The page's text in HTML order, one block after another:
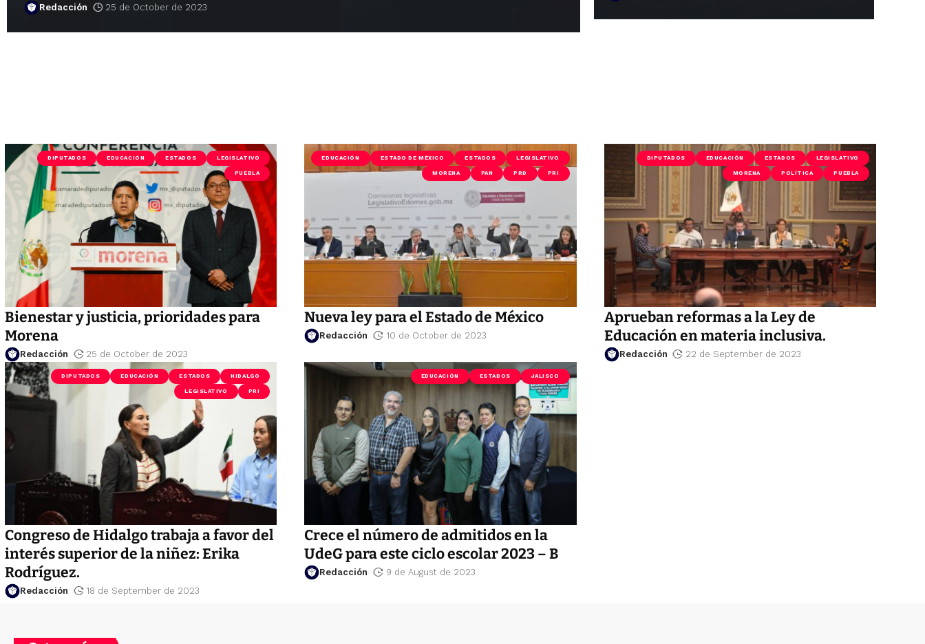
Redacción 25 de October de 2023
DIPUTADOS EDUCACIÓN ESTADOS LEGISLATIVO
PUEBLA
Bienestar y justicia, prioridades para
Morena
Redacción 25 de October de 2023
EDUCACIÓN ESTADO DE MÉXICO ESTADOS LEGISLATIVO
MORENA PAN PRD PRI
Nueva ley para el Estado de México
Redacción 10 de October de 2023
DIPUTADOS EDUCACIÓN ESTADOS LEGISLATIVO
MORENA POLÍTICA PUEBLA
Aprueban reformas a la Ley de
Educación en materia inclusiva.
Redacción 22 de September de 2023
DIPUTADOS EDUCACIÓN ESTADOS HIDALGO
LEGISLATIVO PRI
Congreso de Hidalgo trabaja a favor del
interés superior de la niñez: Erika
Rodríguez.
Redacción 18 de September de 2023
EDUCACIÓN ESTADOS JALISCO
Crece el número de admitidos en la
UdeG para este ciclo escolar 2023 – B
Redacción 9 de August de 2023